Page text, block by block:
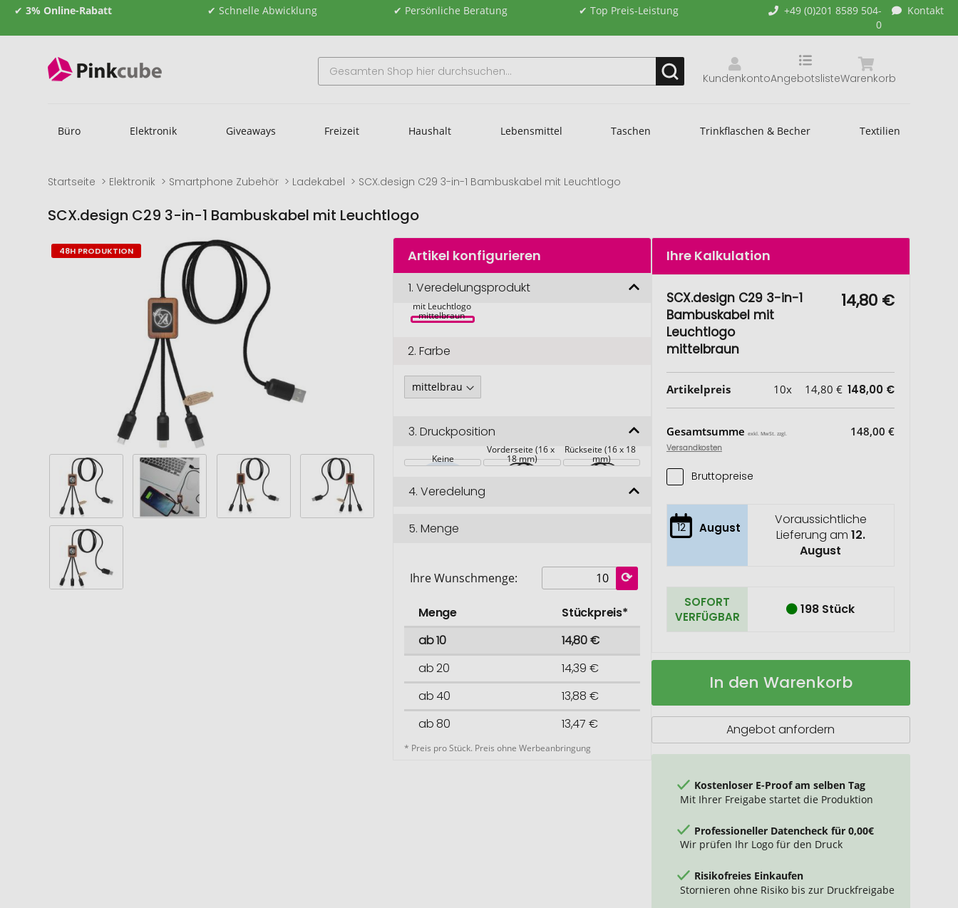
✔ 3% Online-Rabatt ✔ Schnelle Abwicklung ✔ Persönliche Beratung ✔ Top Preis-Leistung
+49 (0)201 8589 504-
0
Kontakt
Kundenkonto Warenkorb
Angebotsliste
Büro Elektronik Giveaways Freizeit Haushalt Lebensmittel Taschen Trinkflaschen & Becher Textilien
Startseite Elektronik Smartphone Zubehör Ladekabel SCX.design C29 3-in-1 Bambuskabel mit Leuchtlogo
SCX.design C29 3-in-1 Bambuskabel mit Leuchtlogo
Zum
Ende
Zum
Anfang
48H PRODUKTION Artikel konfigurieren
1.Veredelungsprodukt
3-in-1
mit Leuchtlogo
mittelbraun
2.Farbe
3.Druckposition
Keine
Vorderseite (16 x
18 mm)
Rückseite (16 x 18
mm)
4.Veredelung
5.Menge
Ihre Wunschmenge:
Menge
Stückpreis*
ab 10
14,80 €
ab 20
14,39 €
ab 40
13,88 €
ab 80
13,47 €
* Preis pro Stück. Preis ohne Werbeanbringung
Ihre Kalkulation
SCX.design C29 3-in-1
Bambuskabel mit
Leuchtlogo
mittelbraun
14,80 €
Artikelpreis 10x 14,80 € 148,00 €
Gesamtsumme exkl. MwSt. zzgl.
Versandkosten
148,00 €
Bruttopreise
12 August
Voraussichtliche
Lieferung am 12.
August
SOFORT
VERFÜGBAR
198 Stück
SCX.design
in-
Auf
In den Warenkorb
Angebot anfordern
Kostenloser E-Proof am selben Tag
Mit Ihrer Freigabe startet die Produktion
Professioneller Datencheck für 0,00€
Wir prüfen Ihr Logo für den Druck
Risikofreies Einkaufen
Stornieren ohne Risiko bis zur Druckfreigabe